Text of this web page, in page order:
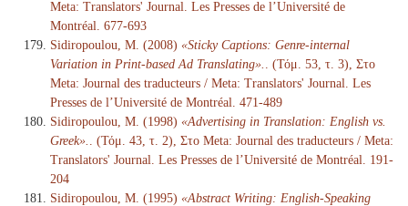
Meta: Translators' Journal. Les Presses de l’Université de
Montréal. 677-693
Sidiropoulou, M. (2008) «Sticky Captions: Genre-internal
Variation in Print-based Ad Translating».
. (Τόμ. 53, τ. 3), Στο
Meta: Journal des traducteurs / Meta: Translators' Journal. Les
Presses de l’Université de Montréal. 471-489
Sidiropoulou, M. (1998) «Advertising in Translation: English vs.
Greek».
. (Τόμ. 43, τ. 2), Στο Meta: Journal des traducteurs / Meta:
Translators' Journal. Les Presses de l’Université de Montréal. 191-
204
Sidiropoulou, M. (1995) «Abstract Writing: English-Speaking